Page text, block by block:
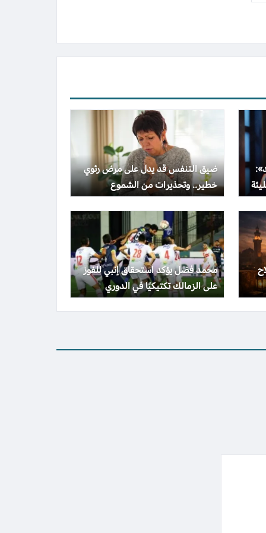
ضيق التنفس قد يدل على مرض رئوي
خطير.. وتحذيرات من الشموع
المعطرة المسببة للسرطان
محمد فضل يؤكد استحقاق إنبي للفوز
على الزمالك تكتيكيًا في الدوري
المصري